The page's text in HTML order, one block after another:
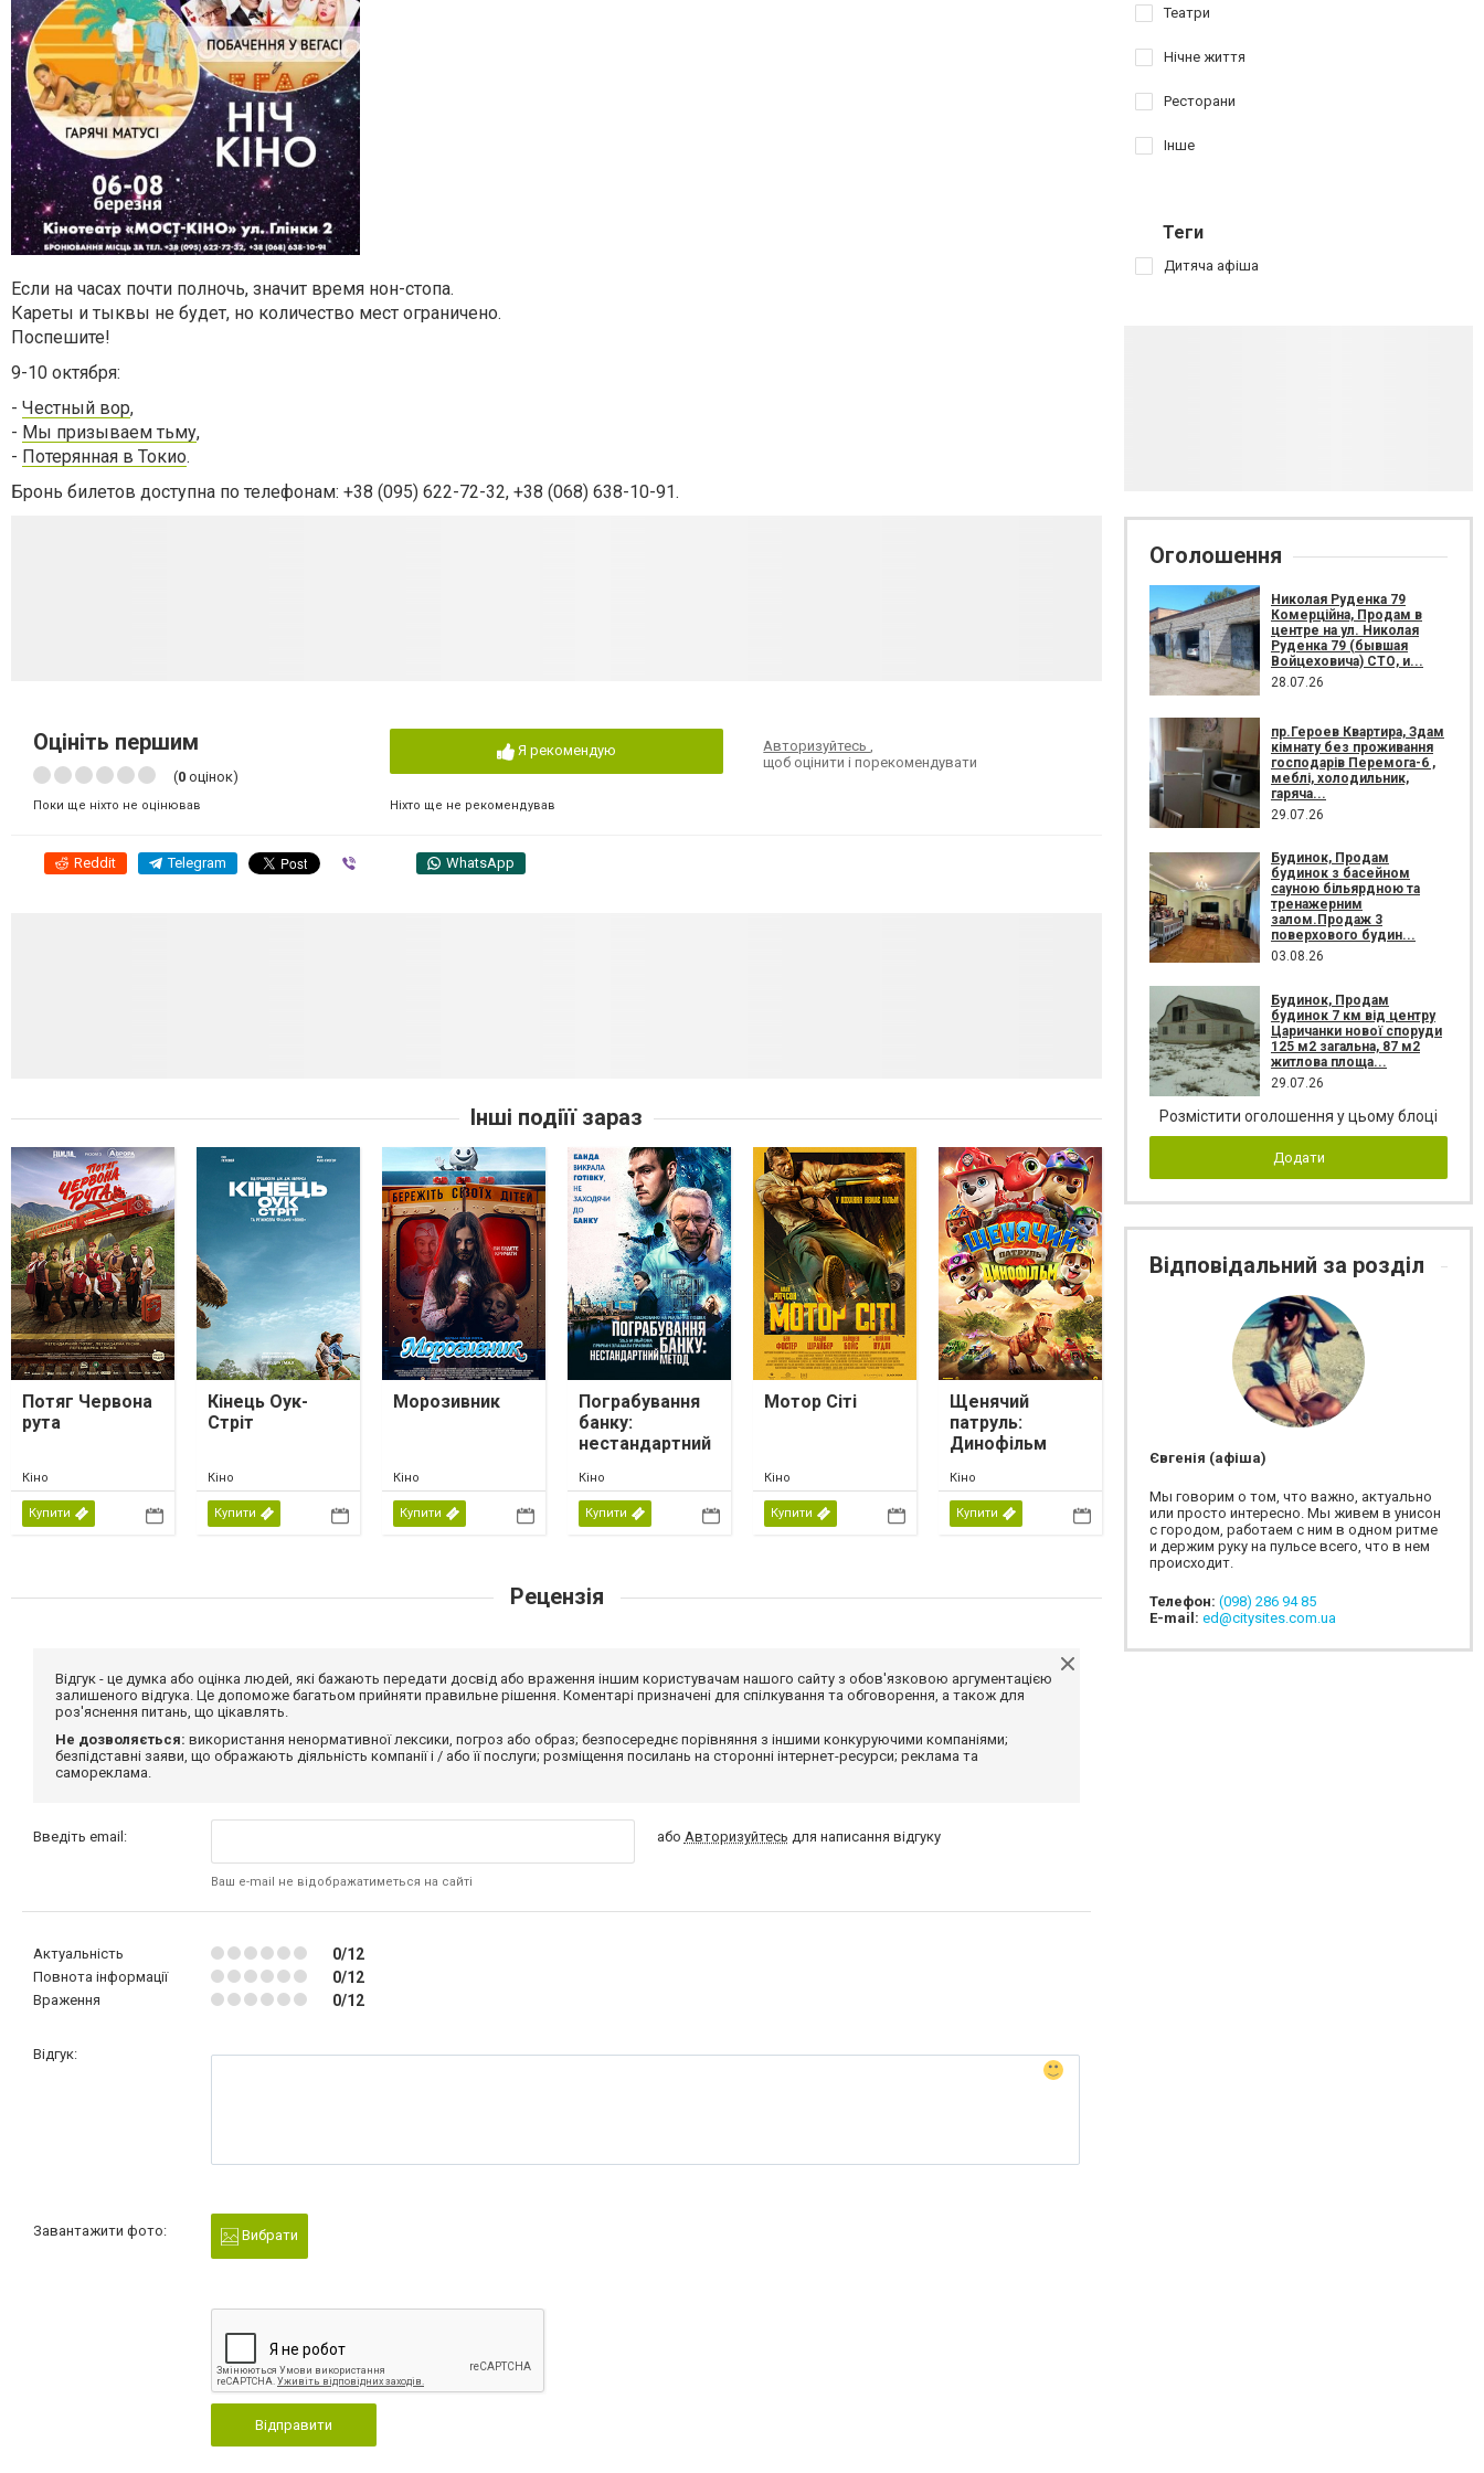
Если на часах почти полночь, значит время нон-стопа.
Кареты и тыквы не будет, но количество мест ограничено.
Поспешите!
9-10 октября:
- Честный вор,
- Мы призываем тьму,
- Потерянная в Токио.
Бронь билетов доступна по телефонам: +38 (095) 622-72-32, +38 (068) 638-10-91.
Оцініть першим
(0 оцінок)
Поки ще ніхто не оцінював
Я рекомендую
Ніхто ще не рекомендував
Авторизуйтесь,
щоб оцінити і порекомендувати
Reddit Telegram WhatsApp
Інші подіїї зараз
Потяг Червона
рута
Кіно
Купити
Кінець Оук-
Стріт
Кіно
Купити
Морозивник
Кіно
Купити
Пограбування
банку:
нестандартний
Кіно
Купити
Мотор Сіті
Кіно
Купити
Щенячий
патруль:
Динофільм
Кіно
Купити
Рецензія
Відгук - це думка або оцінка людей, які бажають передати досвід або враження іншим користувачам нашого сайту з обов'язковою аргументацією
залишеного відгука. Це допоможе багатьом прийняти правильне рішення. Коментарі призначені для спілкування та обговорення, а також для
роз'яснення питань, що цікавлять.
Не дозволяється: використання ненормативної лексики, погроз або образ; безпосереднє порівняння з іншими конкуруючими компаніями;
безпідставні заяви, що ображають діяльність компанії і / або її послуги; розміщення посилань на сторонні інтернет-ресурси; реклама та
самореклама.
Введіть email:
Ваш e-mail не відображатиметься на сайті
або Авторизуйтесь для написання відгуку
Актуальність 0/12
Повнота інформації 0/12
Враження 0/12
Відгук:
Завантажити фото: Вибрати
Відправити
Театри
Нічне життя
Ресторани
Інше
Теги
Дитяча афіша
Оголошення
Николая Руденка 79
Комерційна, Продам в
центре на ул. Николая
Руденка 79 (бывшая
Войцеховича) СТО, и...
28.07.26
пр.Героев Квартира, Здам
кімнату без проживання
господарів Перемога-6 ,
меблі, холодильник,
гаряча...
29.07.26
Будинок, Продам
будинок з басейном
сауною більярдною та
тренажерним
залом.Продаж 3
поверхового будин...
03.08.26
Будинок, Продам
будинок 7 км від центру
Царичанки нової споруди
125 м2 загальна, 87 м2
житлова площа...
29.07.26
Розмістити оголошення у цьому блоці
Додати
Відповідальний за розділ
Євгенія (афіша)
Мы говорим о том, что важно, актуально
или просто интересно. Мы живем в унисон
с городом, работаем с ним в одном ритме
и держим руку на пульсе всего, что в нем
происходит.
Телефон: (098) 286 94 85
E-mail: ed@citysites.com.ua